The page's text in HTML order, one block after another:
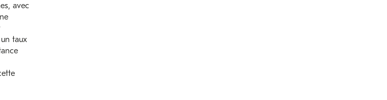
avec
taux